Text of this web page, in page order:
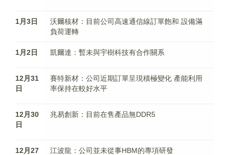
1月3日
沃爾核材：目前公司高速通信線訂單飽和 設備滿
負荷運轉
1月2日 凱爾達：暫未與宇樹科技有合作關系
12月31
日
賽特新材：公司近期訂單呈現積極變化 產能利用
率保持在較好水平
12月30
日
兆易創新：目前在售產品無DDR5
12月27
江波龍：公司並未從事HBM的專項研發